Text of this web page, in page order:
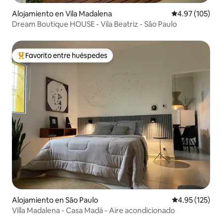
Alojamiento en Vila Madalena Calificación
4.97 (105)
Dream Boutique HOUSE - Vila Beatriz - São Paulo
Favorito entre huéspedes preferido
Favorito entre huéspedes
Alojamiento en São Paulo Calificación
4.95 (125)
Villa Madalena - Casa Madá - Aire acondicionado